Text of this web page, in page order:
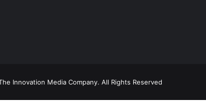
Innovation Media Company. All Rights Reserved